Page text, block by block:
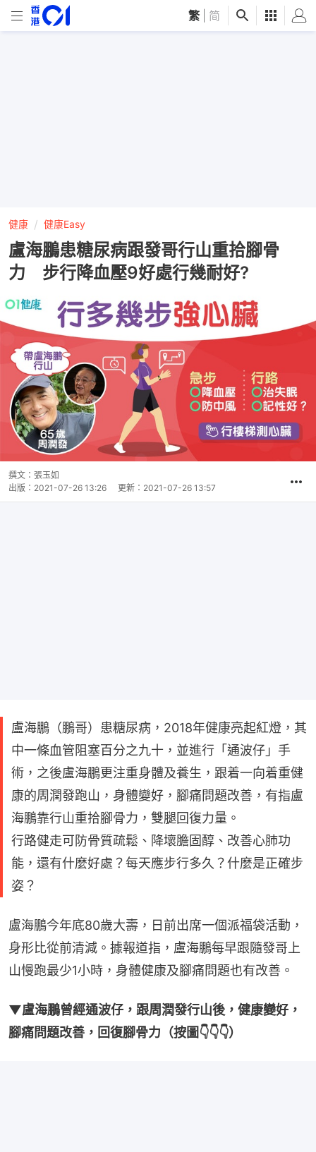
繁 简
健康 健康Easy
盧海鵬患糖尿病跟發哥行山重拾腳骨
力 步行降血壓9好處行幾耐好?
撰文： 張玉如
出版： 2021-07-26 13:26 更新： 2021-07-26 13:57
盧海鵬（鵬哥）患糖尿病，2018年健康亮起紅燈，其
中一條血管阻塞百分之九十，並進行「通波仔」手
術，之後盧海鵬更注重身體及養生，跟着一向着重健
康的周潤發跑山，身體變好，腳痛問題改善，有指盧
海鵬靠行山重拾腳骨力，雙腿回復力量。
行路健走可防骨質疏鬆、降壞膽固醇、改善心肺功
能，還有什麼好處？每天應步行多久？什麼是正確步
姿？
盧海鵬今年底80歲大壽，日前出席一個派福袋活動，
身形比從前清減。據報道指，盧海鵬每早跟隨發哥上
山慢跑最少1小時，身體健康及腳痛問題也有改善。
▼盧海鵬曾經通波仔，跟周潤發行山後，健康變好，
腳痛問題改善，回復腳骨力（按圖👇👇👇）